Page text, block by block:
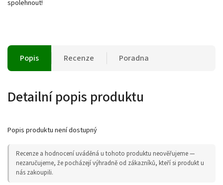
spolehnout!
Popis Recenze Poradna
Detailní popis produktu
Popis produktu není dostupný
Recenze a hodnocení uváděná u tohoto produktu neověřujeme —
nezaručujeme, že pocházejí výhradně od zákazníků, kteří si produkt u
nás zakoupili.